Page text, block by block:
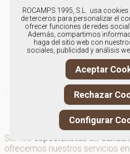
Los envíos a
gestionados entre
entregarán en menos
los pedidos
semana, el producto
partir del
Somos especialistas en
ofrecemos nuestros servicios en
ROCAMPS 1995, S.L. usa
de terceros para personalizar el
ofrecer funciones de redes
Además, compartimos
haga del sitio web con
sociales, publicidad y análisis
Aceptar
Rechazar
Configurar